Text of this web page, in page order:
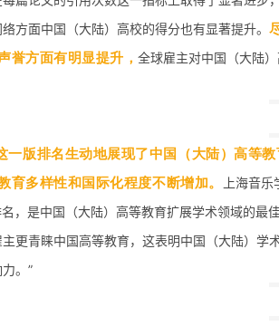
方面中国（大陆）高校的得分也有显著提升。
誉方面有明显提升，全球雇主对中国（大陆
一版排名生动地展现了中国（大陆）高等
多样性和国际化程度不断增加。
上海音乐
，是中国（大陆）高等教育扩展学术领域的最
更青睐中国高等教育，这表明中国（大陆）学
。”